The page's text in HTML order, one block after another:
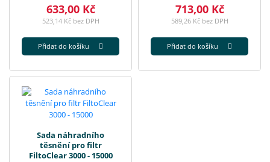
633,00 Kč
523,14 Kč bez DPH
Přidat do košíku
713,00 Kč
589,26 Kč bez DPH
Přidat do košíku
Sada náhradního
těsnění pro filtr
FiltoClear 3000 - 15000